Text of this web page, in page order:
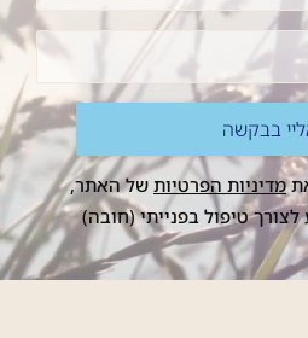
מדיניות הפרטיות של האתר,
טיפול בפנייתי (חובה)